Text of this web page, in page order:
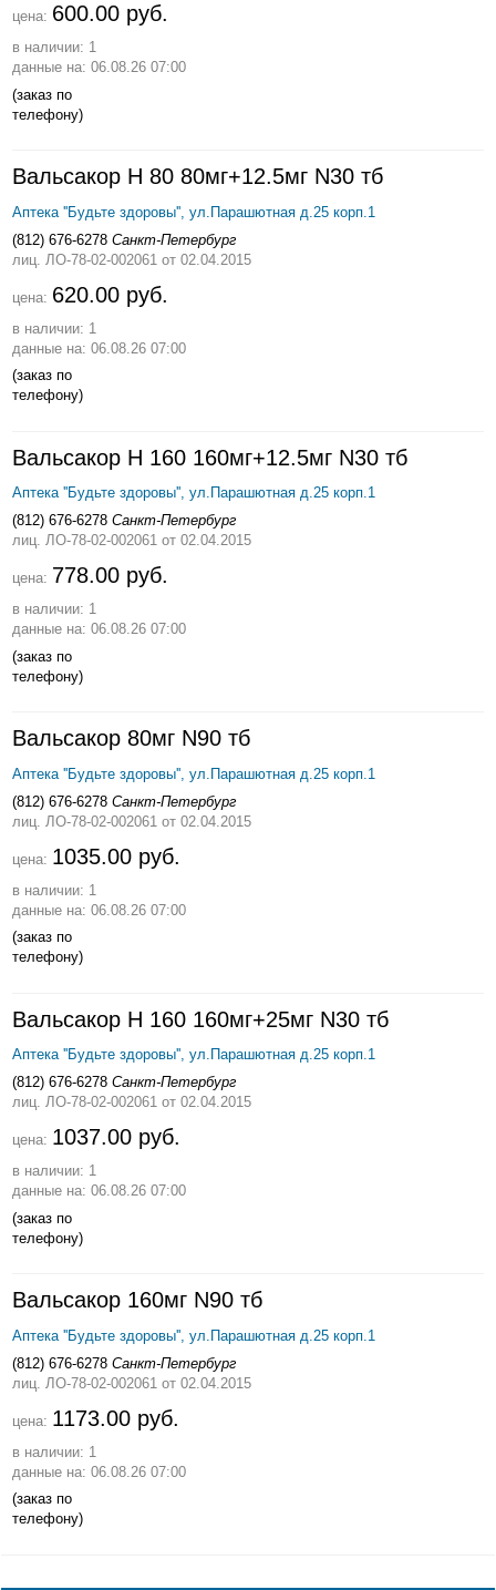
цена: 600.00 руб.
в наличии: 1
данные на: 06.08.26 07:00
(заказ по
телефону)
Вальсакор Н 80 80мг+12.5мг N30 тб
Аптека ''Будьте здоровы'', ул.Парашютная д.25 корп.1
(812) 676-6278 Санкт-Петербург
лиц. ЛО-78-02-002061 от 02.04.2015
цена: 620.00 руб.
в наличии: 1
данные на: 06.08.26 07:00
(заказ по
телефону)
Вальсакор Н 160 160мг+12.5мг N30 тб
Аптека ''Будьте здоровы'', ул.Парашютная д.25 корп.1
(812) 676-6278 Санкт-Петербург
лиц. ЛО-78-02-002061 от 02.04.2015
цена: 778.00 руб.
в наличии: 1
данные на: 06.08.26 07:00
(заказ по
телефону)
Вальсакор 80мг N90 тб
Аптека ''Будьте здоровы'', ул.Парашютная д.25 корп.1
(812) 676-6278 Санкт-Петербург
лиц. ЛО-78-02-002061 от 02.04.2015
цена: 1035.00 руб.
в наличии: 1
данные на: 06.08.26 07:00
(заказ по
телефону)
Вальсакор Н 160 160мг+25мг N30 тб
Аптека ''Будьте здоровы'', ул.Парашютная д.25 корп.1
(812) 676-6278 Санкт-Петербург
лиц. ЛО-78-02-002061 от 02.04.2015
цена: 1037.00 руб.
в наличии: 1
данные на: 06.08.26 07:00
(заказ по
телефону)
Вальсакор 160мг N90 тб
Аптека ''Будьте здоровы'', ул.Парашютная д.25 корп.1
(812) 676-6278 Санкт-Петербург
лиц. ЛО-78-02-002061 от 02.04.2015
цена: 1173.00 руб.
в наличии: 1
данные на: 06.08.26 07:00
(заказ по
телефону)